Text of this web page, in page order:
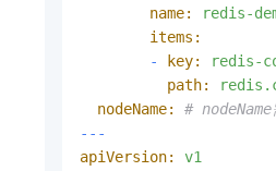
name:
redis-
items:
-
key:
redis-
path:
nodeName:
# nodeName
---
apiVersion:
v1